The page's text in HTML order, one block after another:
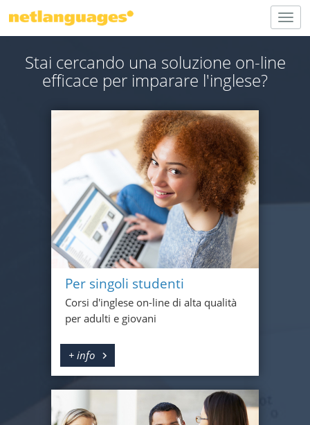
Stai cercando una soluzione on-line
efficace per imparare l'inglese?
Per singoli studenti
Corsi d'inglese on-line di alta qualità
per adulti e giovani
+ info